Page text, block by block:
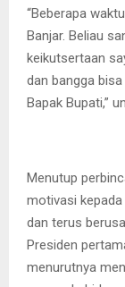
“Beberapa
Banjar. Beliau
keikutsertaan
dan bangga
Bapak Bupati,”
Menutup
motivasi
dan terus
Presiden
menurutnya